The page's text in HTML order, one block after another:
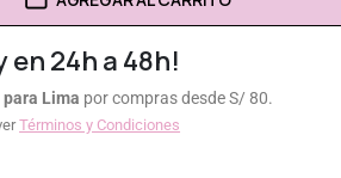
en 24h a 48h!
para Lima por compras desde S/ 80.
Términos y Condiciones